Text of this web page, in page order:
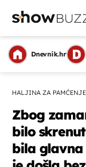
Dnevnik.hr
HALJINA ZA
Zbog
bilo
bila